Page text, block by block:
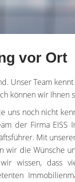
vor Ort
Unser Team
können wir Ihnen
uns noch nicht
der Firma
Mit
wir die Wünsche
wissen, dass